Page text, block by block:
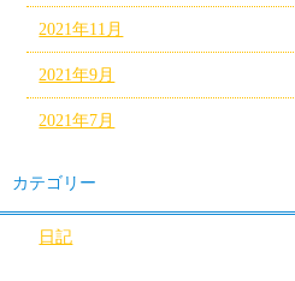
2021年11月
2021年9月
2021年7月
カテゴリー
日記